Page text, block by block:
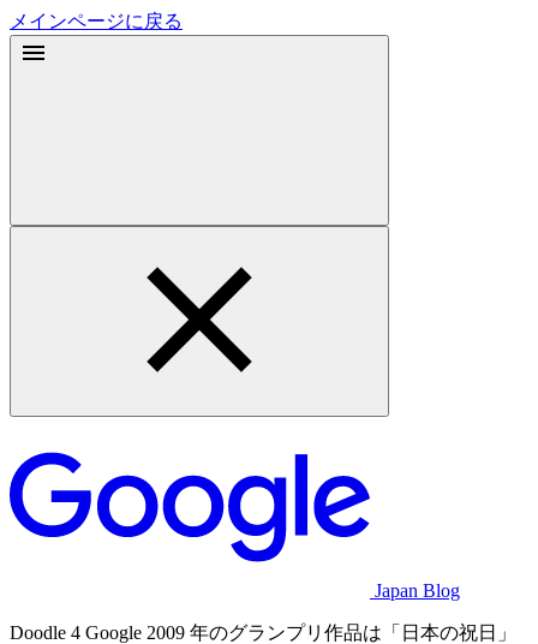
メインページに戻る
Japan Blog
Doodle 4 Google 2009 年のグランプリ作品は「日本の祝日」